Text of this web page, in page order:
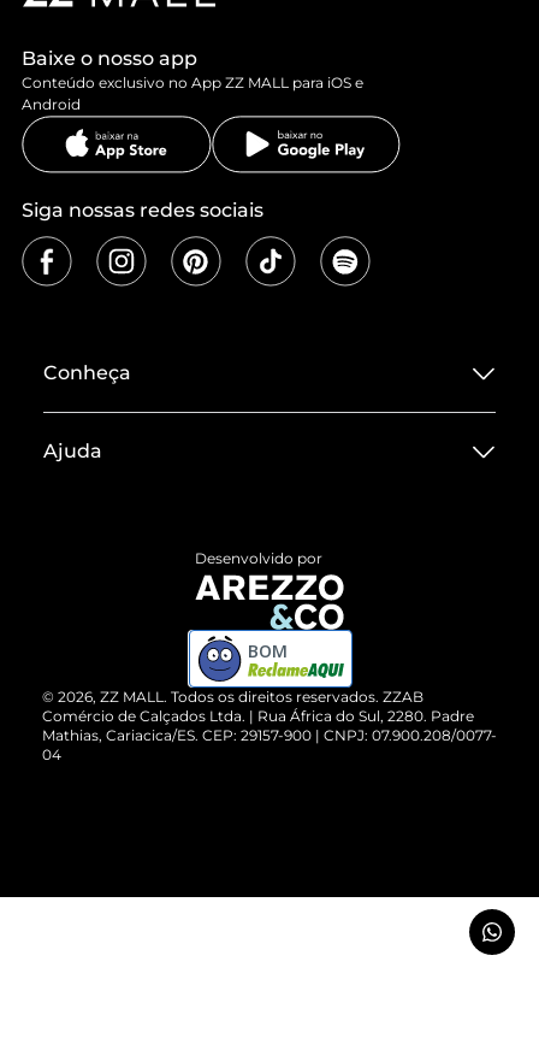
Baixe o nosso app
Conteúdo exclusivo no App ZZ MALL para iOS e
Android
Siga nossas redes sociais
Conheça
Termos de Uso
ZZ MALL é confiável
Cartão Presente
Vendas Corporativas
Ajuda
Devolução do Produto
Compre pelo WhatsApp
© 2026, ZZ MALL. Todos os direitos reservados. ZZAB
Comércio de Calçados Ltda. | Rua África do Sul, 2280. Padre
Mathias, Cariacica/ES. CEP: 29157-900 | CNPJ: 07.900.208/0077-
04
Desenvolvido por
BOM